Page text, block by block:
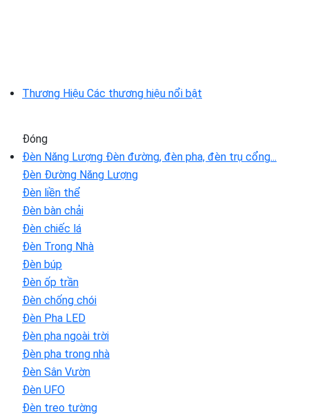
Thương Hiệu Các thương hiệu nổi bật
Đóng
Đèn Năng Lượng Đèn đường, đèn pha, đèn trụ cổng...
Đèn Đường Năng Lượng
Đèn liền thể
Đèn bàn chải
Đèn chiếc lá
Đèn Trong Nhà
Đèn búp
Đèn ốp trần
Đèn chống chói
Đèn Pha LED
Đèn pha ngoài trời
Đèn pha trong nhà
Đèn Sân Vườn
Đèn UFO
Đèn treo tường